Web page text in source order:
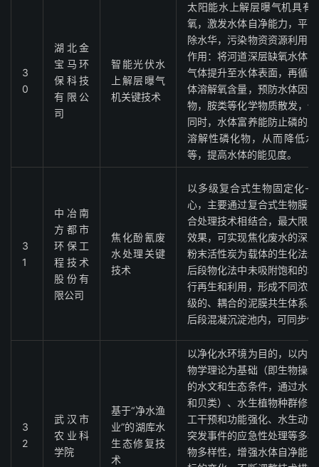
3
0
湖北金
宝马环
保科技
有限公
司
智能光伏水
上解层曝气
机关键技术
太阳能水上解层曝气机具有
氧，激发水体自净能力，平
除水华，污染物资资源利用
作用：将河道深层缺氧水体
气体提升至水体表面，再循
体溶解氧含量，预防水体因
物，胺类等化学物质散发，
同时，水体富养能防止磷的
溶解性磷化物，从而降低水
等，提高水体的能见度。
3
1
中冶南
方都市
环保工
程技术
股份有
限公司
焦化酚氰废
水处理关键
技术
以多级复合式生物固定化-
心，主要通过复合式生物膜
合处理技术相结合，最大限
效果，可实现焦化废水的深
粉末活性炭为载体的生化法
后段物化法中未吸附饱和的
行再生和利用，形成不同浓
级的、耦合的泥膜共生体系
后段混凝沉淀池内，可同步
3
2
武汉市
农业科
学院
基于“净水渔
业”的湖库水
生态修复技
术
以净化水环境为目的，以内
物学理论为基础（即生物操
的水文和生态条件，通过水
和贝类）、水生植物种群修
工干预和功能强化、水生动
突发事件的应急性处理等多
物多样性，增强水体自净能